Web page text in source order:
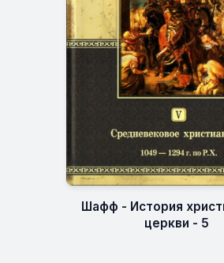
Шафф - История
церкви - 5